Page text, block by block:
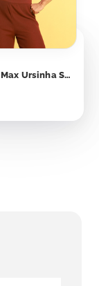
Cropped Max Ursinha Sweet Summer Time